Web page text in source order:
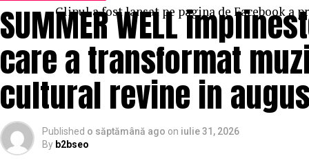
Clipul a fost lansat pe pagina de Facebook a
SUMMER WELL
care a transformat
cultural revine in
Published o săptămână ago on iulie 31, 2026
By b2bseo